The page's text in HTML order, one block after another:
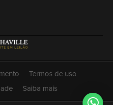
Termos de uso
Saiba mais